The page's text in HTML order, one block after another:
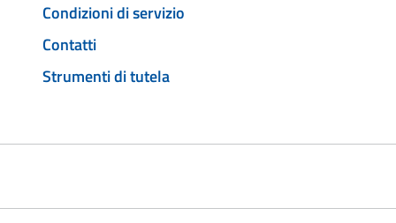
Condizioni di servizio
Contatti
Strumenti di tutela